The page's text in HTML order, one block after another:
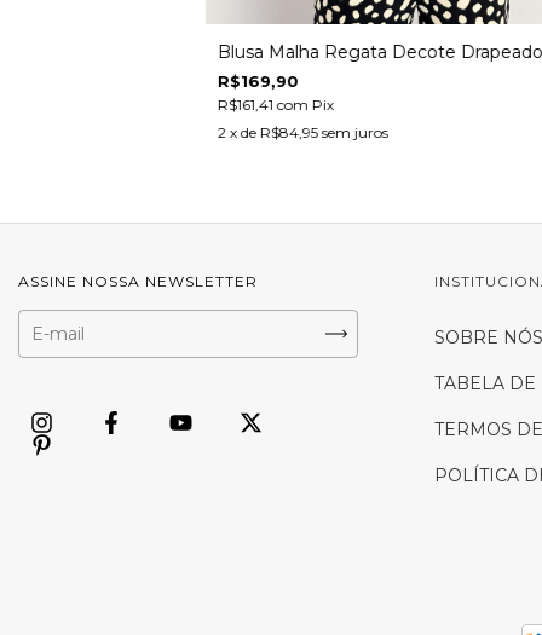
Blusa Malha Regata Decote Drapeado
R$169,90
R$161,41com Pix
2 x de R$84,95 sem juros
ASSINE NOSSA NEWSLETTER
SOBRE
TABELA
TERMOS
POLÍTICA